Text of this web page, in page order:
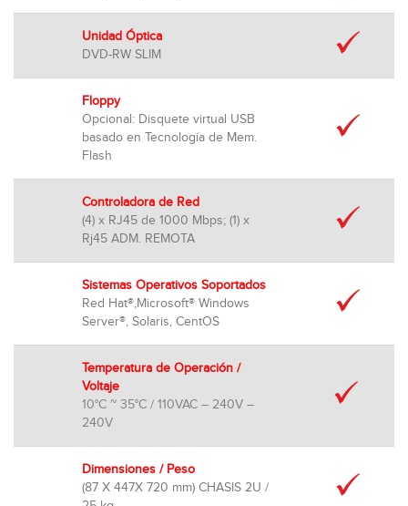
Unidad Óptica
DVD-RW SLIM
Floppy
Opcional: Disquete virtual USB
basado en Tecnología de Mem.
Flash
Controladora de Red
(4) x RJ45 de 1000 Mbps; (1) x
Rj45 ADM. REMOTA
Sistemas Operativos Soportados
Red Hat®,Microsoft® Windows
Server®, Solaris, CentOS
Temperatura de Operación /
Voltaje
10°C ~ 35°C / 110VAC – 240V –
240V
Dimensiones / Peso
(87 X 447X 720 mm) CHASIS 2U /